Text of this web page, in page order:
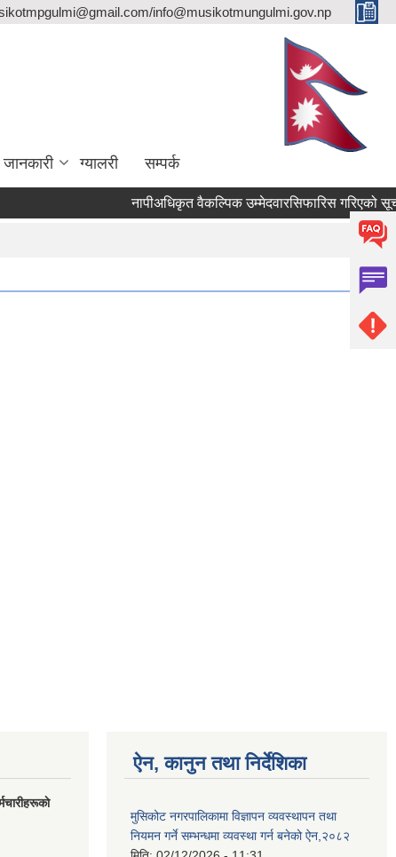
info@musikotmungulmi.gov.np
ग्यालरी सम्पर्क
नापीअधिकृत वैकल्पिक उम्मेदवारसिफारिस गरिएको सूचना।
ऐन, कानुन तथा निर्देशिका
मुसिकोट नगरपालिकामा विज्ञापन व्यवस्थापन तथा
नियमन गर्ने सम्भन्धमा व्यवस्था गर्न बनेको ऐन,२०८२